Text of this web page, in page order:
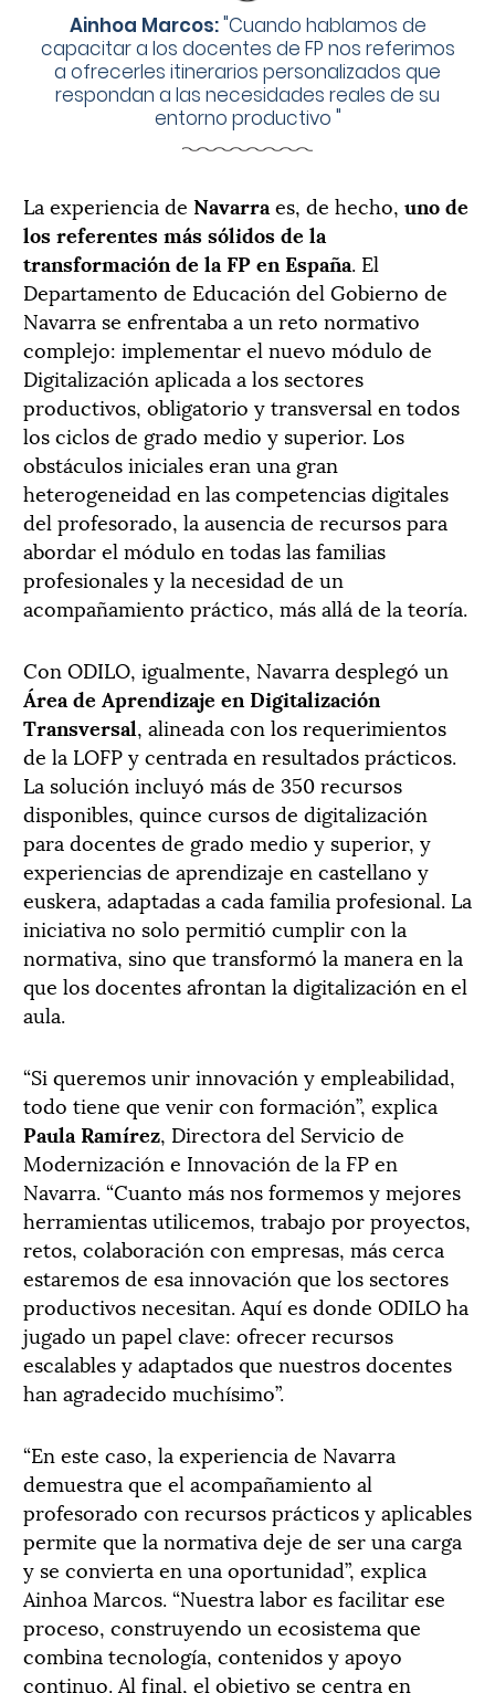
Ainhoa Marcos:"Cuando hablamos de
capacitar a los docentes de FP nos referimos
a ofrecerles itinerarios personalizados que
respondan a las necesidades reales de su
entorno productivo "
La experiencia de Navarra es, de hecho, uno de
los referentes más sólidos de la
transformación de la FP en España. El
Departamento de Educación del Gobierno de
Navarra se enfrentaba a un reto normativo
complejo: implementar el nuevo módulo de
Digitalización aplicada a los sectores
productivos, obligatorio y transversal en todos
los ciclos de grado medio y superior. Los
obstáculos iniciales eran una gran
heterogeneidad en las competencias digitales
del profesorado, la ausencia de recursos para
abordar el módulo en todas las familias
profesionales y la necesidad de un
acompañamiento práctico, más allá de la teoría.
Con ODILO, igualmente, Navarra desplegó un
Área de Aprendizaje en Digitalización
Transversal, alineada con los requerimientos
de la LOFP y centrada en resultados prácticos.
La solución incluyó más de 350 recursos
disponibles, quince cursos de digitalización
para docentes de grado medio y superior, y
experiencias de aprendizaje en castellano y
euskera, adaptadas a cada familia profesional. La
iniciativa no solo permitió cumplir con la
normativa, sino que transformó la manera en la
que los docentes afrontan la digitalización en el
aula.
“Si queremos unir innovación y empleabilidad,
todo tiene que venir con formación”, explica
Paula Ramírez, Directora del Servicio de
Modernización e Innovación de la FP en
Navarra. “Cuanto más nos formemos y mejores
herramientas utilicemos, trabajo por proyectos,
retos, colaboración con empresas, más cerca
estaremos de esa innovación que los sectores
productivos necesitan. Aquí es donde ODILO ha
jugado un papel clave: ofrecer recursos
escalables y adaptados que nuestros docentes
han agradecido muchísimo”.
“En este caso, la experiencia de Navarra
demuestra que el acompañamiento al
profesorado con recursos prácticos y aplicables
permite que la normativa deje de ser una carga
y se convierta en una oportunidad”, explica
Ainhoa Marcos. “Nuestra labor es facilitar ese
proceso, construyendo un ecosistema que
combina tecnología, contenidos y apoyo
continuo. Al final, el objetivo se centra en